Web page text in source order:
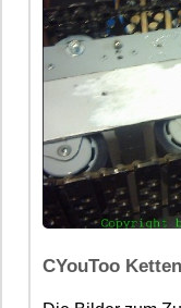
CYouToo